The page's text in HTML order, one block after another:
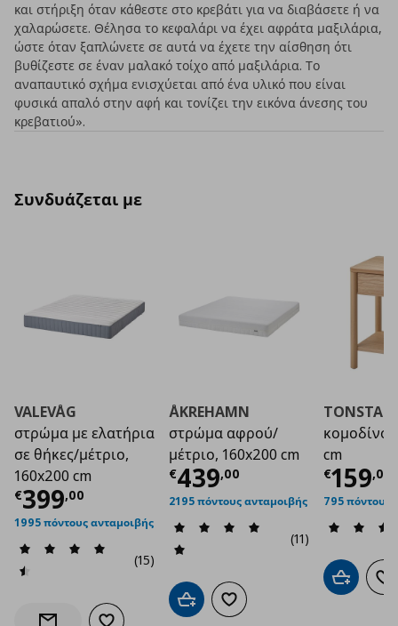
και στήριξη όταν κάθεστε στο κρεβάτι για να διαβάσετε ή να
χαλαρώσετε. Θέλησα το κεφαλάρι να έχει αφράτα μαξιλάρια,
ώστε όταν ξαπλώνετε σε αυτά να έχετε την αίσθηση ότι
βυθίζεστε σε έναν μαλακό τοίχο από μαξιλάρια. Το
αναπαυτικό σχήμα ενισχύεται από ένα υλικό που είναι
φυσικά απαλό στην αφή και τονίζει την εικόνα άνεσης του
κρεβατιού».
Συνδυάζεται με
VALEVÅG
στρώμα με ελατήρια
σε θήκες/μέτριο,
160x200 cm
€399,00
Τρέχουσα τιμή€ 399,00
1995 πόντους ανταμοιβής
(15)
ÅKREHAMN
στρώμα αφρού/
μέτριο, 160x200 cm
€439,00
Τρέχουσα τιμή€
2195 πόντους ανταμοιβής
(11)
Προσθήκη στο καλάθι
Προσθήκη στα αγαπημένα
TONSTAD
κομοδίνο,
cm
€159,00
795 πόντους
Προσθήκη